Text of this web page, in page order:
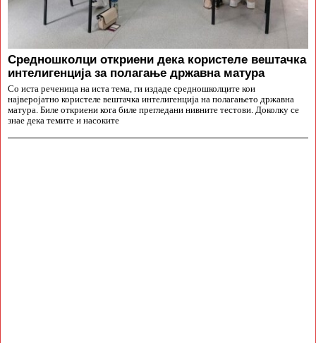
Средношколци откриени дека користеле вештачка
интелигенција за полагање државна матура
Со иста реченица на иста тема, ги издаде средношколците кои
најверојатно користеле вештачка интелигенција на полагањето државна
матура. Биле откриени кога биле прегледани нивните тестови. Доколку се
знае дека темите и насоките